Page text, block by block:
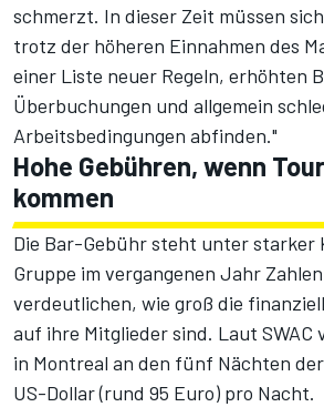
schmerzt. In dieser Zeit müssen
trotz der höheren Einnahmen des
einer Liste neuer Regeln, erhöhten
Überbuchungen und allgemein
Arbeitsbedingungen abfinden."
Hohe Gebühren, wenn
kommen
Die Bar-Gebühr steht unter starker
Gruppe im vergangenen Jahr
verdeutlichen, wie groß die
auf ihre Mitglieder sind. Laut SWAC
in Montreal an den fünf Nächten der
US-Dollar (rund 95 Euro) pro Nacht.